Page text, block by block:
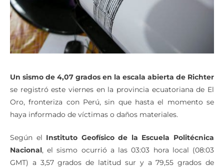
Un sismo de 4,07 grados en la escala abierta de Richter
se registró este viernes en la provincia ecuatoriana de El
Oro, fronteriza con Perú, sin que hasta el momento se
haya informado de víctimas o daños materiales.
Según el Instituto Geofísico de la Escuela Politécnica
Nacional, el sismo ocurrió a las 03:03 hora local (08:03
GMT) a 3,57 grados de latitud sur y a 79,55 grados de